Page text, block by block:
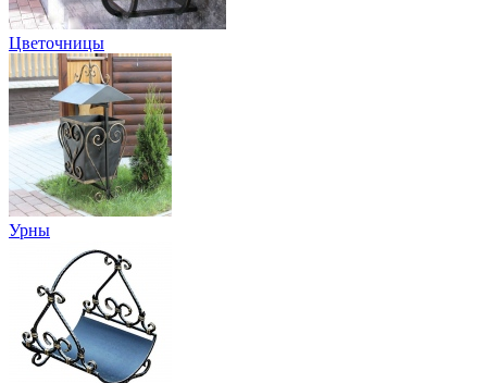
Цветочницы
Урны